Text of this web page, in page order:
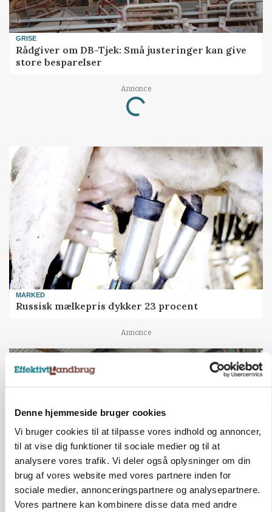
Denne hjemmeside bruger cookies
Vi bruger cookies til at tilpasse vores indhold og annoncer,
til at vise dig funktioner til sociale medier og til at
analysere vores trafik. Vi deler også oplysninger om din
brug af vores website med vores partnere inden for
sociale medier, annonceringspartnere og analysepartnere.
Vores partnere kan kombinere disse data med andre
GRISE
Rådgiver om DB-Tjek: Små justeringer kan give
store besparelser
Annonce
Loading...
MARKED
Russisk mælkepris dykker 23 procent
Annonce
»Nu stopper I«: Landbrugsdebattør og